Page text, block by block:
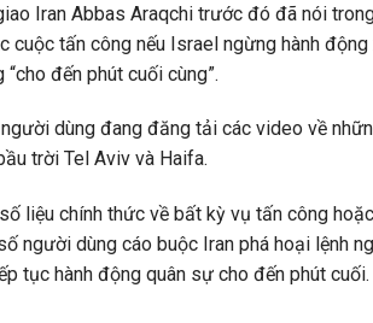
Iran Abbas Araqchi trước đó đã nói
cuộc tấn công nếu Israel ngừng hành
đến phút cuối cùng”.
dùng đang đăng tải các video về
trời Tel Aviv và Haifa.
liệu chính thức về bất kỳ vụ tấn công
người dùng cáo buộc Iran phá hoại lệnh
tục hành động quân sự cho đến phút cuối.